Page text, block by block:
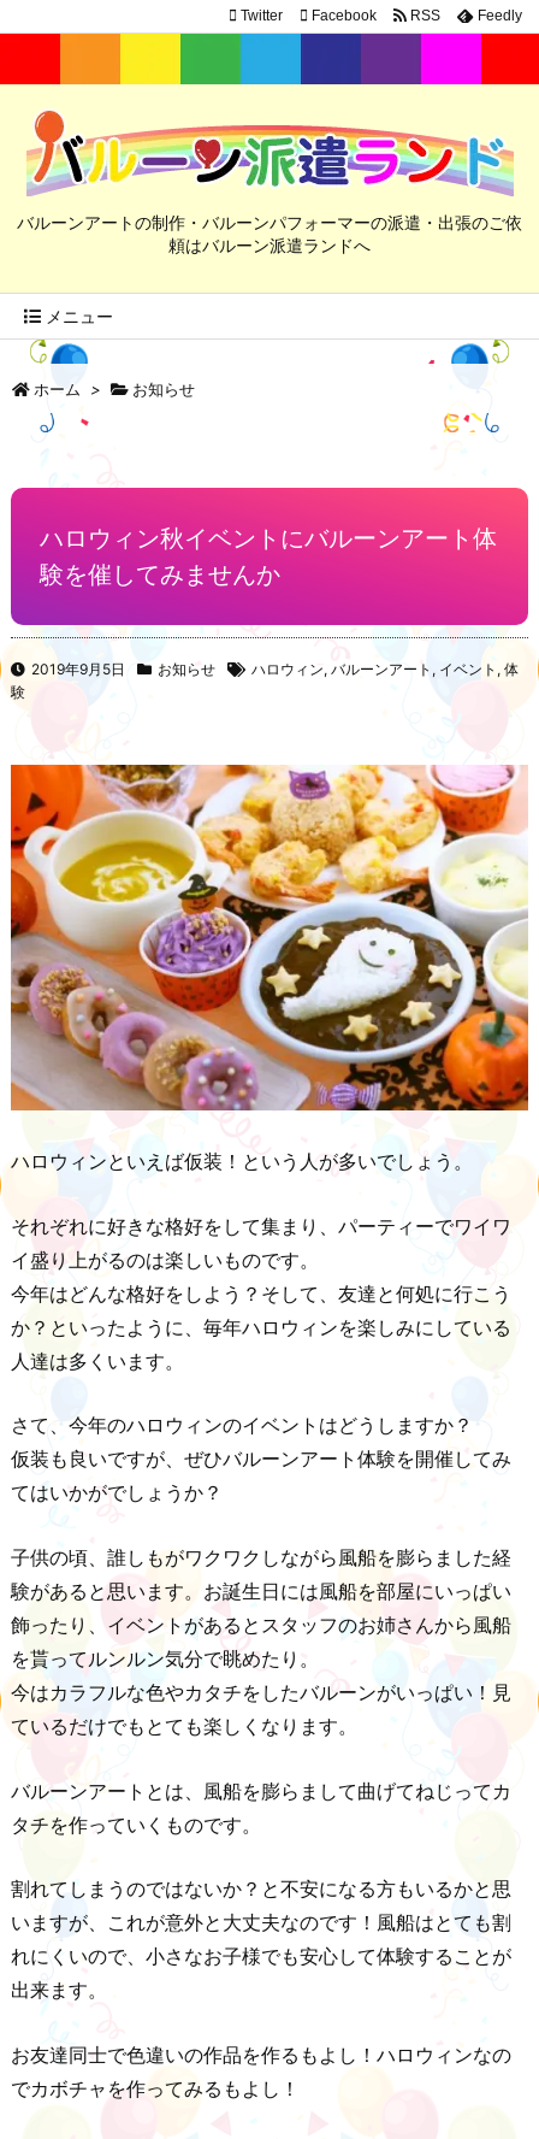
バルーンアートの制作・バルーンパフォーマーの派遣・出張のご依
頼はバルーン派遣ランドへ
メニュー
Twitter Facebook RSS Feedly
ホーム > お知らせ
ハロウィン秋イベントにバルーンアート体
験を催してみませんか
2019年9月5日 お知らせ ハロウィン, バルーンアート , イベント , 体
験
ハロウィンといえば仮装！という人が多いでしょう。
それぞれに好きな格好をして集まり、パーティーでワイワ
イ盛り上がるのは楽しいものです。
今年はどんな格好をしよう？そして、友達と何処に行こう
か？といったように、毎年ハロウィンを楽しみにしている
人達は多くいます。
さて、今年のハロウィンのイベントはどうしますか？
仮装も良いですが、ぜひバルーンアート体験を開催してみ
てはいかがでしょうか？
子供の頃、誰しもがワクワクしながら風船を膨らました経
験があると思います。お誕生日には風船を部屋にいっぱい
飾ったり、イベントがあるとスタッフのお姉さんから風船
を貰ってルンルン気分で眺めたり。
今はカラフルな色やカタチをしたバルーンがいっぱい！見
ているだけでもとても楽しくなります。
バルーンアートとは、風船を膨らまして曲げてねじってカ
タチを作っていくものです。
割れてしまうのではないか？と不安になる方もいるかと思
いますが、これが意外と大丈夫なのです！風船はとても割
れにくいので、小さなお子様でも安心して体験することが
出来ます。
お友達同士で色違いの作品を作るもよし！ハロウィンなの
でカボチャを作ってみるもよし！